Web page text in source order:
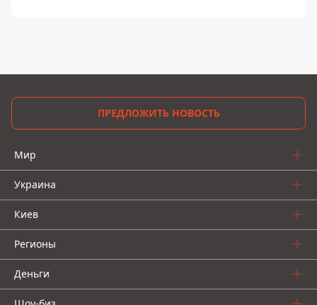
ПРЕДЛОЖИТЬ НОВОСТЬ
Мир
Украина
Киев
Регионы
Деньги